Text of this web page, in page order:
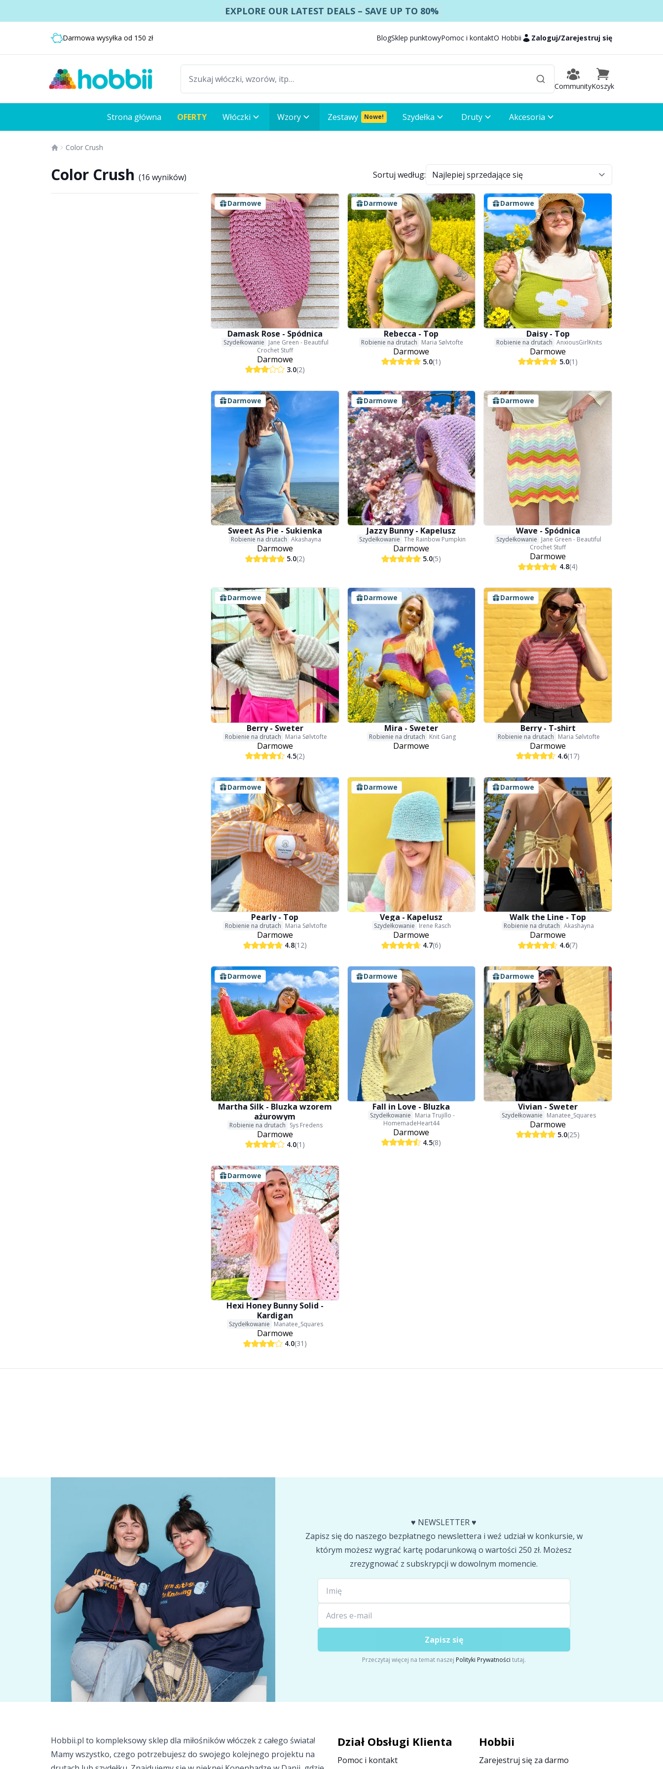
EXPLORE OUR LATEST DEALS – SAVE UP TO 80%
Darmowa wysyłka od 150 zł
Szybka dostawa: Tylko 4-7 dni roboczych BlogSklep punktowyPomoc i kontaktO Hobbii Zaloguj/Zarejestruj się
CommunityKoszyk
Strona główna OFERTY Włóczki Wzory Zestawy Nowe! Szydełka Druty Akcesoria
Color Crush
Color Crush (16 wyników) Sortuj według:
Darmowe
Damask Rose - Spódnica
Szydełkowanie Jane Green - Beautiful
Crochet Stuff
Darmowe
3.0(2)
Darmowe
Rebecca - Top
Robienie na drutach Maria Sølvtofte
Darmowe
5.0(1)
Darmowe
Daisy - Top
Robienie na drutach AnxiousGirlKnits
Darmowe
5.0(1)
Darmowe
Sweet As Pie - Sukienka
Robienie na drutach Akashayna
Darmowe
5.0(2)
Darmowe
Jazzy Bunny - Kapelusz
Szydełkowanie The Rainbow Pumpkin
Darmowe
5.0(5)
Darmowe
Wave - Spódnica
Szydełkowanie Jane Green - Beautiful
Crochet Stuff
Darmowe
4.8(4)
Darmowe
Berry - Sweter
Robienie na drutach Maria Sølvtofte
Darmowe
4.5(2)
Darmowe
Mira - Sweter
Robienie na drutach Knit Gang
Darmowe
Darmowe
Berry - T-shirt
Robienie na drutach Maria Sølvtofte
Darmowe
4.6(17)
Darmowe
Pearly - Top
Robienie na drutach Maria Sølvtofte
Darmowe
4.8(12)
Darmowe
Vega - Kapelusz
Szydełkowanie Irene Rasch
Darmowe
4.7(6)
Darmowe
Walk the Line - Top
Robienie na drutach Akashayna
Darmowe
4.6(7)
Darmowe
Martha Silk - Bluzka wzorem
ażurowym
Robienie na drutach Sys Fredens
Darmowe
4.0(1)
Darmowe
Fall in Love - Bluzka
Szydełkowanie Maria Trujillo -
HomemadeHeart44
Darmowe
4.5(8)
Darmowe
Vivian - Sweter
Szydełkowanie Manatee_Squares
Darmowe
5.0(25)
Darmowe
Hexi Honey Bunny Solid -
Kardigan
Szydełkowanie Manatee_Squares
Darmowe
4.0(31)
♥️ NEWSLETTER ♥️
Zapisz się do naszego bezpłatnego newslettera i weź udział w konkursie, w
którym możesz wygrać kartę podarunkową o wartości 250 zł. Możesz
zrezygnować z subskrypcji w dowolnym momencie.
Zapisz się
Przeczytaj więcej na temat naszej Polityki Prywatności tutaj.
Hobbii.pl to kompleksowy sklep dla miłośników włóczek z całego świata!
Mamy wszystko, czego potrzebujesz do swojego kolejnego projektu na
Dział Obsługi Klienta
Pomoc i kontakt
Hobbii
Zarejestruj się za darmo